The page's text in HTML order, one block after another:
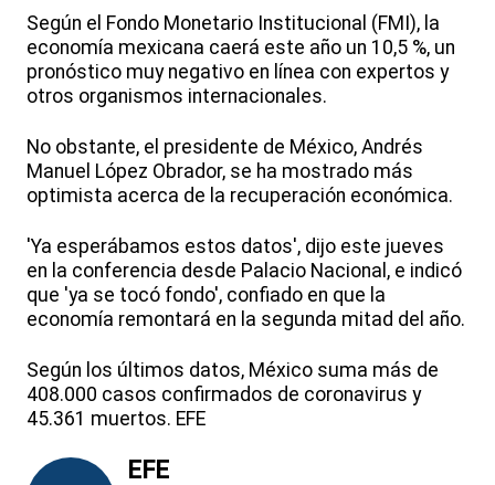
Según el Fondo Monetario Institucional (FMI), la
economía mexicana caerá este año un 10,5 %, un
pronóstico muy negativo en línea con expertos y
otros organismos internacionales.
No obstante, el presidente de México, Andrés
Manuel López Obrador, se ha mostrado más
optimista acerca de la recuperación económica.
'Ya esperábamos estos datos', dijo este jueves
en la conferencia desde Palacio Nacional, e indicó
que 'ya se tocó fondo', confiado en que la
economía remontará en la segunda mitad del año.
Según los últimos datos, México suma más de
408.000 casos confirmados de coronavirus y
45.361 muertos. EFE
EFE